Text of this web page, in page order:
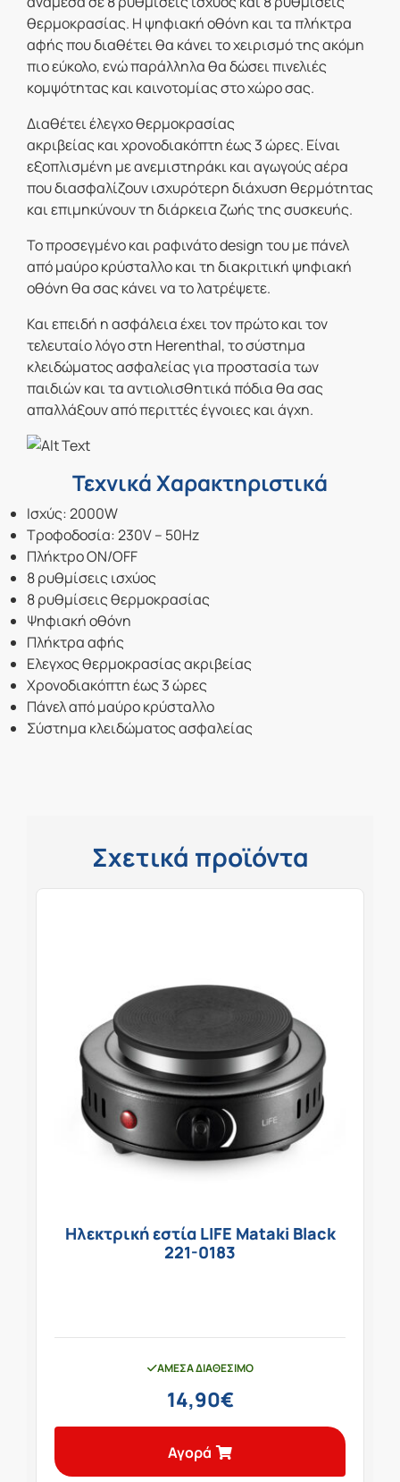
θερμοκρασίας. Η ψηφιακή οθόνη και τα πλήκτρα
αφής που διαθέτει θα κάνει το χειρισμό της ακόμη
πιο εύκολο, ενώ παράλληλα θα δώσει πινελιές
κομψότητας και καινοτομίας στο χώρο σας.
Διαθέτειέλεγχο θερμοκρασίας
ακριβείαςκαιχρονοδιακόπτη έως 3 ώρες. Είναι
εξοπλισμένη με ανεμιστηράκι και αγωγούς αέρα
που διασφαλίζουν ισχυρότερη διάχυση θερμότητας
και επιμηκύνουν τη διάρκεια ζωής της συσκευής.
Το προσεγμένο και ραφινάτο design του μεπάνελ
από μαύρο κρύσταλλοκαι τη διακριτική ψηφιακή
οθόνηθα σας κάνει να το λατρέψετε.
Και επειδή ηασφάλειαέχει τον πρώτο και τον
τελευταίο λόγο στη Herenthal, τοσύστημα
κλειδώματος ασφαλείαςγια προστασία των
παιδιών και τα αντιολισθητικά πόδια θα σας
απαλλάξουν από περιττές έγνοιες και άγχη.
Τεχνικά Χαρακτηριστικά
Ισχύς: 2000W
Τροφοδοσία: 230V – 50Hz
Πλήκτρο ON/OFF
8 ρυθμίσεις ισχύος
8 ρυθμίσεις θερμοκρασίας
Ψηφιακή οθόνη
Πλήκτρα αφής
Ελεγχος θερμοκρασίας ακριβείας
Χρονοδιακόπτη έως 3 ώρες
Πάνελ από μαύρο κρύσταλλο
Σύστημα κλειδώματος ασφαλείας
Σχετικά προϊόντα
Ηλεκτρική εστία LIFE Mataki Black
221-0183
ΆΜΕΣΑ ΔΙΑΘΈΣΙΜΟ
14,90€
Αγορά